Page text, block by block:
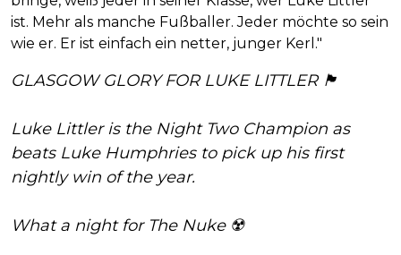
ist. Mehr als manche Fußballer. Jeder möchte so sein
wie er. Er ist einfach ein netter, junger Kerl."
GLASGOW GLORY FOR LUKE LITTLER 🏴󠁧󠁢󠁳󠁣󠁴󠁿
Luke Littler is the Night Two Champion as
beats Luke Humphries to pick up his first
nightly win of the year.
What a night for The Nuke ☢️